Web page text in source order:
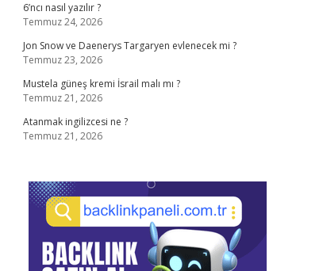
6’ncı nasıl yazılır ?
Temmuz 24, 2026
Jon Snow ve Daenerys Targaryen evlenecek mi ?
Temmuz 23, 2026
Mustela güneş kremi İsrail malı mı ?
Temmuz 21, 2026
Atanmak ingilizcesi ne ?
Temmuz 21, 2026